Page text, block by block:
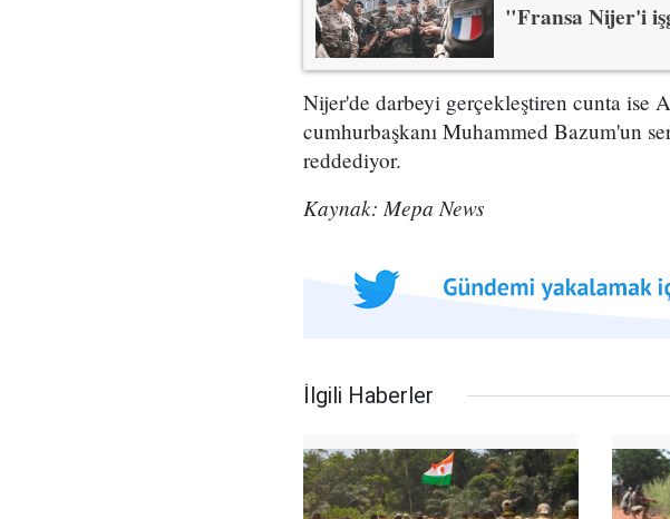
"Fransa Nijer'i
Nijer'de darbeyi gerçekleştiren cunta
cumhurbaşkanı Muhammed Bazum'un
reddediyor.
Kaynak: Mepa News
İlgili Haberler